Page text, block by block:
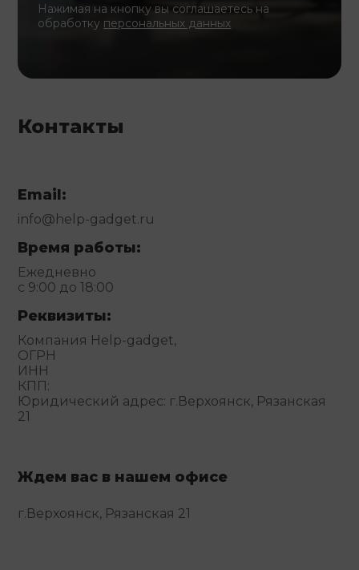
Нажимая на кнопку вы соглашаетесь на
обработку персональных данных
Контакты
Email:
info@help-gadget.ru
Время работы:
Ежедневно
с 9:00 до 18:00
Реквизиты:
Компания Help-gadget,
ОГРН
ИНН
КПП:
Юридический адрес: г.Верхоянск, Рязанская
21
Ждем вас в нашем офисе
г.Верхоянск, Рязанская 21